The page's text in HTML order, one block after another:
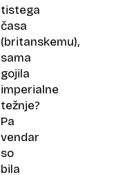
tistega
časa
(britanskemu),
sama
gojila
imperialne
težnje?
Pa
vendar
so
bila